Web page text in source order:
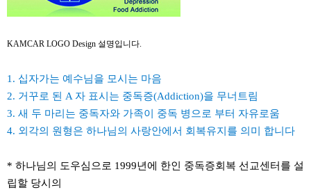
KAMCAR LOGO Design 설명입니다.
1. 십자가는 예수님을 모시는 마음
2. 거꾸로 된 A 자 표시는 중독증(Addiction)을 무너트림
3. 새 두 마리는 중독자와 가족이 중독 병으로 부터 자유로움
4. 외각의 원형은 하나님의 사랑안에서 회복유지를 의미 합니다
* 하나님의 도우심으로 1999년에 한인 중독증회복 선교센터를 설
립할 당시의